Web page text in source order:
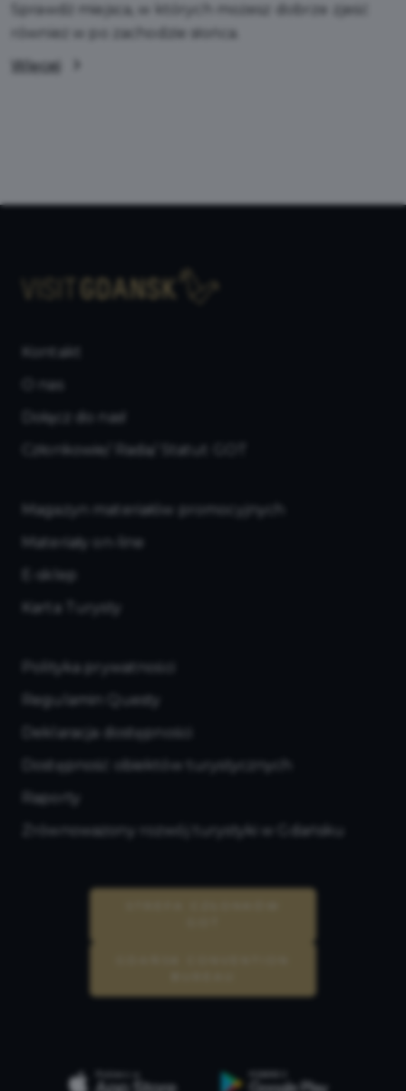
Sprawdź miejsca, w których możesz dobrze zjeść
również w po zachodzie słońca.
Więcej
Kontakt
O nas
Dołącz do nas!
Członkowie/ Rada/ Statut GOT
Magazyn materiałów promocyjnych
Materiały on-line
E-sklep
Karta Turysty
Polityka prywatności
Regulamin Questy
Deklaracja dostępności
Dostępność obiektów turystycznych
Raporty
Zrównoważony rozwój turystyki w Gdańsku